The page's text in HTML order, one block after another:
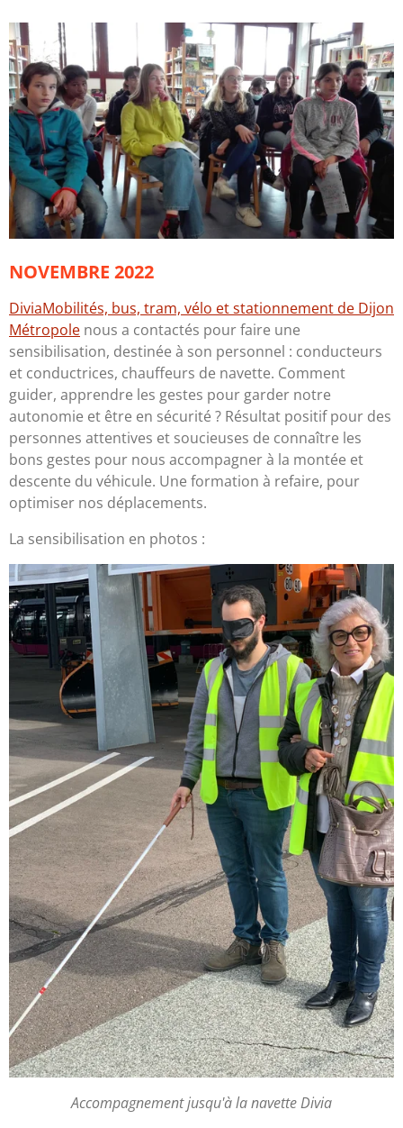
NOVEMBRE 2022
DiviaMobilités, bus, tram, vélo et stationnement de Dijon
Métropole nous a contactés pour faire une
sensibilisation, destinée à son personnel : conducteurs
et conductrices, chauffeurs de navette. Comment
guider, apprendre les gestes pour garder notre
autonomie et être en sécurité ? Résultat positif pour des
personnes attentives et soucieuses de connaître les
bons gestes pour nous accompagner à la montée et
descente du véhicule. Une formation à refaire, pour
optimiser nos déplacements.
La sensibilisation en photos :
Accompagnement jusqu'à la navette Divia